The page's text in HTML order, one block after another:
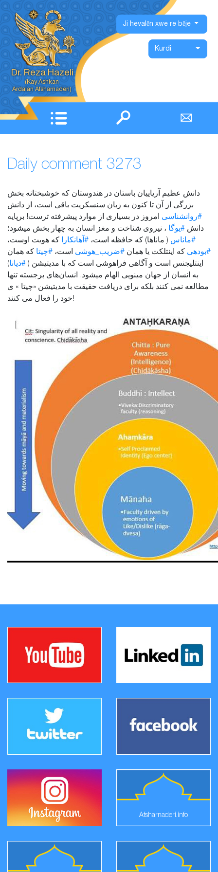
Dr. Reza Hazeli
(Kay Ashkan
Ardalan Afsharnaderi)
Ji hevalên xwe re bêje
Kurdi
X
Xane
Otobiyografî
Pirtûkên
Fîlmên belgeyî
Wêne
şîroveyên rojane
Dersên
Daily comment 3273
دانش عظیم آریاییان باستان در هندوستان که خوشبختانه بخش
بزرگی از آن تا کنون به زبان سنسکریت باقی است، از دانش
#روانشناسی امروز در بسیاری از موارد پیشرفته ترست! برپایه
دانش #یوگا ، نیروی شناخت و مغز انسان به چهار بخش میشود؛
#ماناس ( ماناها) که حافظه است، #آهانکارا
که هویت اوست،
#بودهی که اینتلکت یا همان #ضریب_هوشی است، #چیتا که همان
اینتلیجنس است و آگاهی فراهوشی است که با مدیتیشن ( #دیانا)
به انسان از جهان مینویی الهام میشود. انسان‌های برجسته تنها
مطالعه نمی کنند بلکه برای دریافت حقیقت با مدیتیشن «چیتا » ی
خود را فعال می کنند!
Afsharnaderi.info